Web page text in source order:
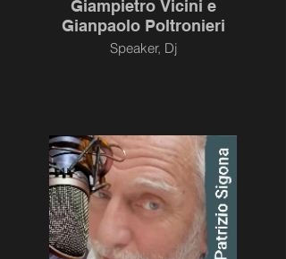
Giampietro Vicini e
Gianpaolo Poltronieri
Speaker, Dj